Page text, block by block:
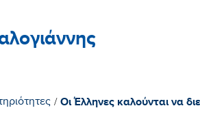
/ Οι Έλληνες καλούνται να